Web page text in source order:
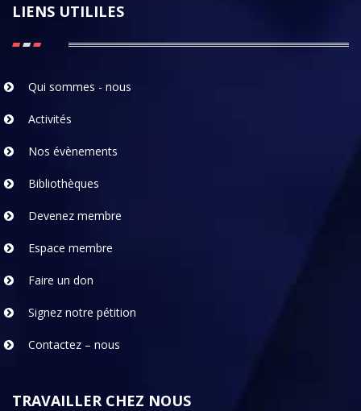
LIENS UTILILES
Qui sommes - nous
Activités
Nos évènements
Bibliothèques
Devenez membre
Espace membre
Faire un don
Signez notre pétition
Contactez – nous
TRAVAILLER CHEZ NOUS